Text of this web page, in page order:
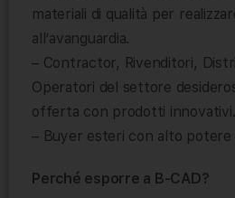
materiali di qualità per
all’avanguardia.
– Contractor, Rivenditori,
Operatori del settore
offerta con prodotti innovativi.
– Buyer esteri con alto potere
Perché esporre a B-CAD?